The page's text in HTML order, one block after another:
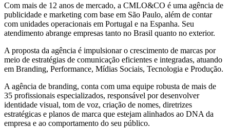
Com mais de 12 anos de mercado, a CMLO&CO é uma agência de
publicidade e marketing com base em São Paulo, além de contar
com unidades operacionais em Portugal e na Espanha. Seu
atendimento abrange empresas tanto no Brasil quanto no exterior.
A proposta da agência é impulsionar o crescimento de marcas por
meio de estratégias de comunicação eficientes e integradas, atuando
em Branding, Performance, Mídias Sociais, Tecnologia e Produção.
A agência de branding, conta com uma equipe robusta de mais de
35 profissionais especializados, responsável por desenvolver
identidade visual, tom de voz, criação de nomes, diretrizes
estratégicas e planos de marca que estejam alinhados ao DNA da
empresa e ao comportamento do seu público.